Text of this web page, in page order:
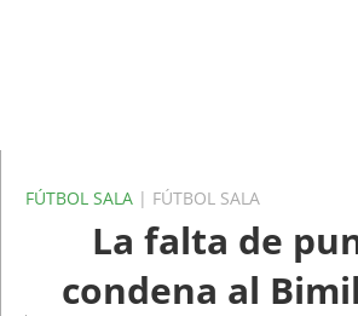
FÚTBOL SALA | FÚTBOL SALA
La falta de
condena al